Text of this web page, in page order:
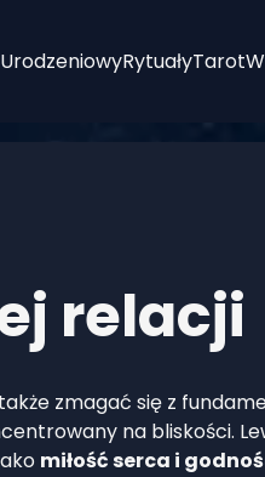
RytuałyTarot
relacji
zmagać się z
na bliskości.
miłość serca i